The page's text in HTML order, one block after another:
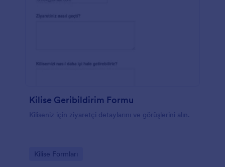
Kilise Geribildirim Formu
Kiliseniz için ziyaretçi detaylarını ve görüşlerini alın.
Go to Category:
Kilise Formları